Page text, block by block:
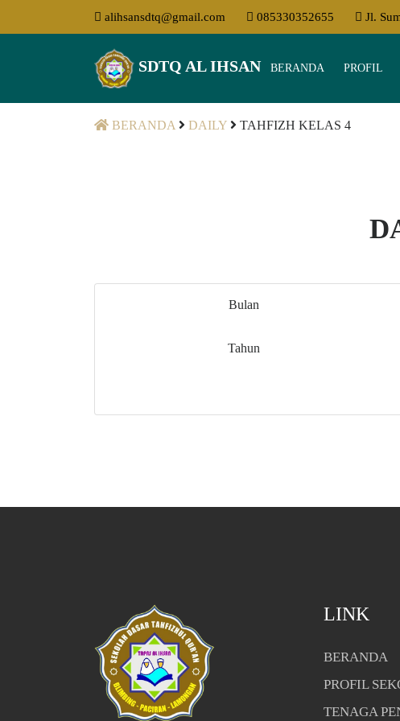
alihsansdtq@gmail.com 085330352655 Jl.
SDTQ AL IHSAN BERANDA PROFIL
BERANDA DAILY TAHFIZH KELAS 4
Bulan
Tahun
LINK
BERANDA
PROFIL
TENAGA